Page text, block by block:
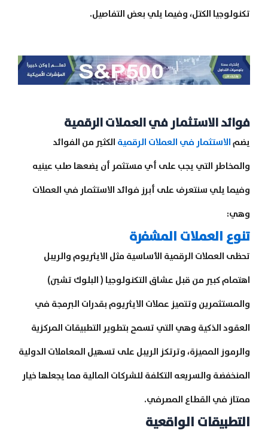
تكنولوجيا الكتل، وفيما يلي بعض التفاصيل.
فوائد الاستثمار في العملات الرقمية
يضم الاستثمار في العملات الرقمية الكثير من الفوائد
والمخاطر التي يجب على أي مستثمر أن يضعها صلب عينيه
وفيما يلي سنتعرف على أبرز فوائد الاستثمار في العملات
وهي:
تنوع العملات المشفرة
تحظى العملات الرقمية الأساسية مثل الايثريوم والريبل
اهتمام كبير من قبل عشاق التكنولوجيا ( البلوك تشين)
والمستثمرين وتتميز عملات الايثريوم بقدرات البرمجة في
العقود الذكية وهي التي تسمح بتطوير التطبيقات المركزية
والرموز المميزة، وترتكز الريبل على تسهيل المعاملات الدولية
المنخفضة والسريعه التكلفة للشركات المالية مما يجعلها خيار
ممتاز في القطاع المصرفي.
التطبيقات الواقعية